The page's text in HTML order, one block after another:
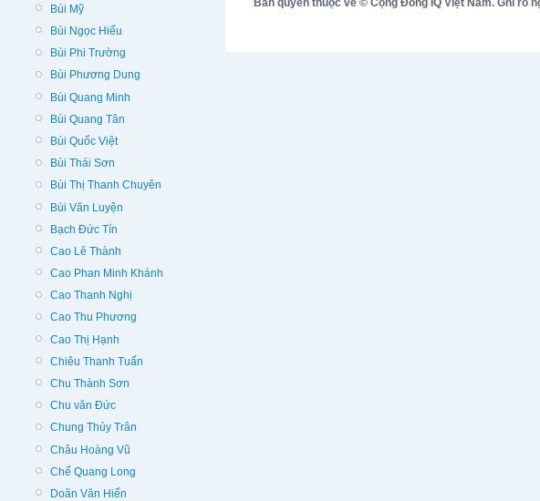
Bùi Mỹ
Bùi Ngọc Hiếu
Bùi Phi Trường
Bùi Phương Dung
Bùi Quang Minh
Bùi Quang Tân
Bùi Quốc Việt
Bùi Thái Sơn
Bùi Thị Thanh Chuyên
Bùi Văn Luyện
Bạch Đức Tín
Cao Lê Thành
Cao Phan Minh Khánh
Cao Thanh Nghị
Cao Thu Phương
Cao Thị Hạnh
Chiêu Thanh Tuấn
Chu Thành Sơn
Chu văn Đức
Chung Thủy Trân
Châu Hoàng Vũ
Chế Quang Long
Doãn Văn Hiến